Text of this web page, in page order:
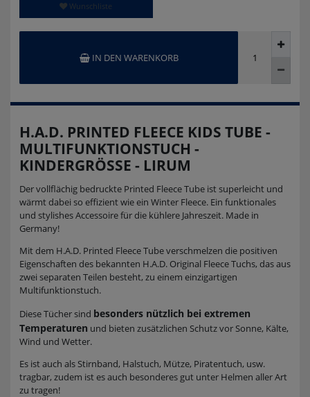
Wunschliste
IN DEN WARENKORB
H.A.D. PRINTED FLEECE KIDS TUBE -
MULTIFUNKTIONSTUCH -
KINDERGRÖSSE - LIRUM
Der vollflächig bedruckte Printed Fleece Tube ist superleicht und
wärmt dabei so effizient wie ein Winter Fleece. Ein funktionales
und stylishes Accessoire für die kühlere Jahreszeit. Made in
Germany!
Mit dem H.A.D. Printed Fleece Tube verschmelzen die positiven
Eigenschaften des bekannten H.A.D. Original Fleece Tuchs, das aus
zwei separaten Teilen besteht, zu einem einzigartigen
Multifunktionstuch.
Diese Tücher sind besonders nützlich bei extremen
Temperaturen und bieten zusätzlichen Schutz vor Sonne, Kälte,
Wind und Wetter.
Es ist auch als Stirnband, Halstuch, Mütze, Piratentuch, usw.
tragbar, zudem ist es auch besonderes gut unter Helmen aller Art
zu tragen!